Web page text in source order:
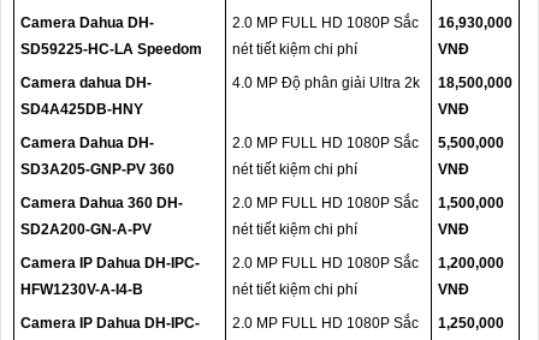
Camera Dahua DH-
SD59225-HC-LA Speedom
2.0 MP FULL HD 1080P Sắc
nét tiết kiệm chi phí
16,930,000
VNĐ
Camera dahua DH-
SD4A425DB-HNY
4.0 MP Độ phân giải Ultra 2k
18,500,000
VNĐ
Camera Dahua DH-
SD3A205-GNP-PV 360
2.0 MP FULL HD 1080P Sắc
nét tiết kiệm chi phí
5,500,000
VNĐ
Camera Dahua 360 DH-
SD2A200-GN-A-PV
2.0 MP FULL HD 1080P Sắc
nét tiết kiệm chi phí
1,500,000
VNĐ
Camera IP Dahua DH-IPC-
HFW1230V-A-I4-B
2.0 MP FULL HD 1080P Sắc
nét tiết kiệm chi phí
1,200,000
VNĐ
Camera IP Dahua DH-IPC-
2.0 MP FULL HD 1080P Sắc
1,250,000